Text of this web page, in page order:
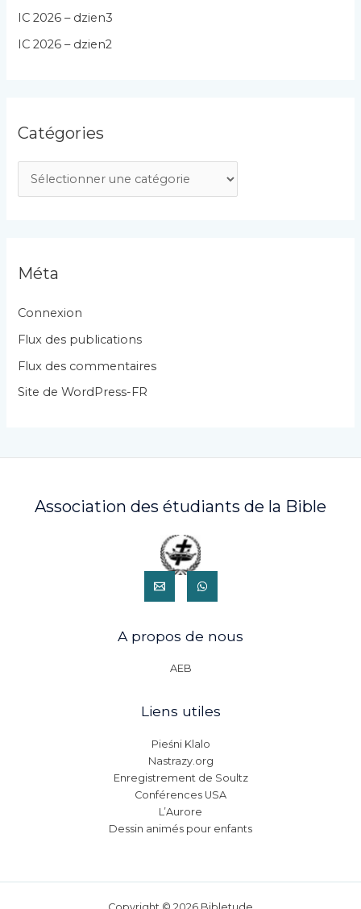
IC 2026 – dzien3
IC 2026 – dzien2
Catégories
a
g
r
i
e
Méta
Connexion
Flux des publications
Flux des commentaires
Site de WordPress-FR
Association des étudiants de la Bible
A propos de nous
AEB
Liens utiles
Pieśni Klalo
Nastrazy.org
Enregistrement de Soultz
Conférences USA
L’Aurore
Dessin animés pour enfants